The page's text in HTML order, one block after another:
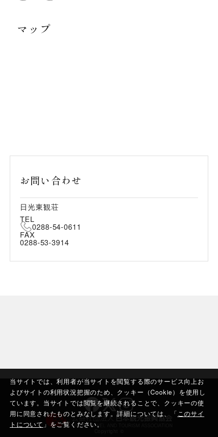
当サイトでは、利用者が当サイトを閲覧する際のサービス向上お
よびサイトの利用状況把握のため、クッキー（Cookie）を使用し
ています。当サイトでは閲覧を継続されることで、クッキーの使
用に同意されたものとみなします。詳細については、「このサイ
トについて 」をご覧ください。
マップ
お問い合わせ
日光東観荘
TEL
0288-54-0611
FAX
0288-53-3914